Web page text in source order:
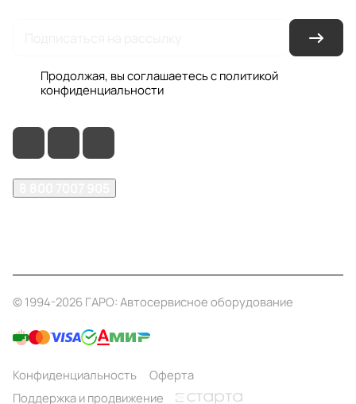
Продолжая, вы соглашаетесь с политикой
конфиденциальности
© 1994-2026 ГАРО: Автосервисное оборудование
Конфиденциальность
Оферта
Поддержка и продвижение